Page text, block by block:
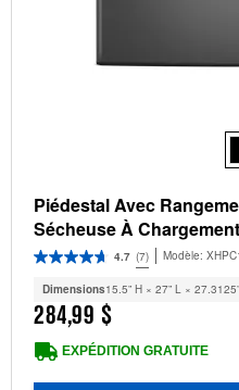
Piédestal Avec
Sécheuse À
4.7 (7) Modèle:
Dimensions15.5” H × 27” L ×
284,99 $
EXPÉDITION GRATUITE